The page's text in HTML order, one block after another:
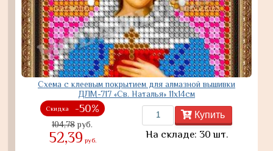
Схема с клеевым покрытием для алмазной вышивки
ДЛМ-717 «Св. Наталья» 11х14см
Скидка -50%
104,78руб.
52,39 руб.
Купить
На складе: 30 шт.